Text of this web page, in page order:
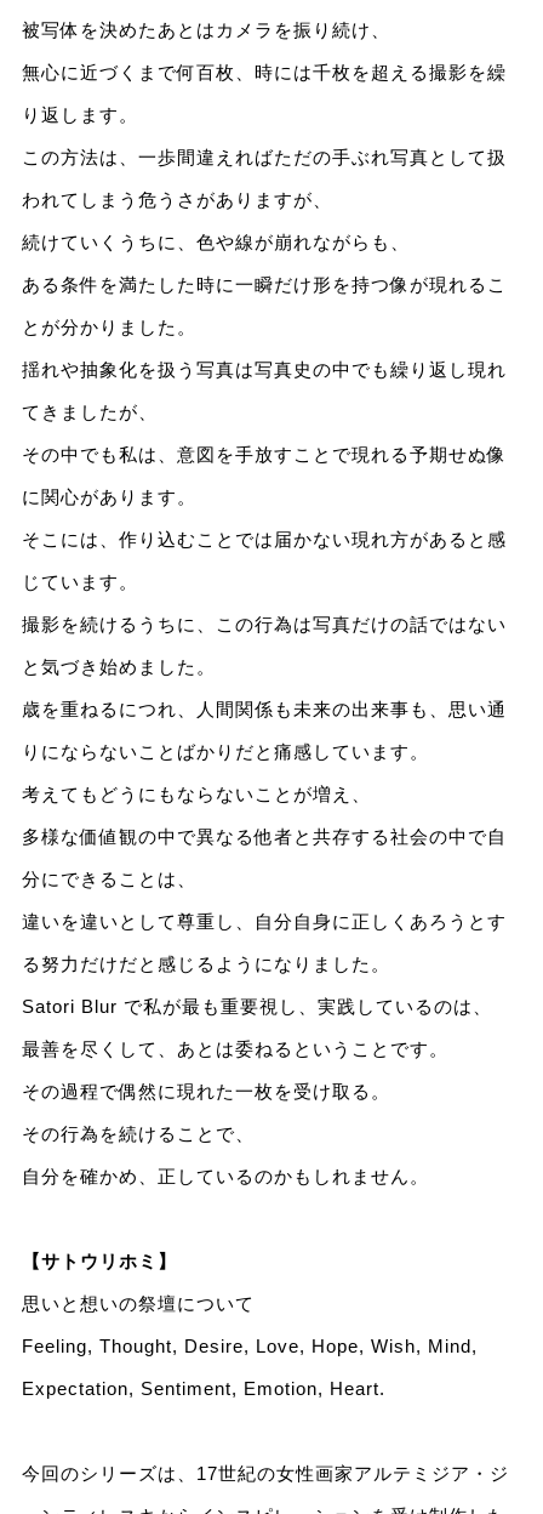
被写体を決めたあとはカメラを振り続け、
無心に近づくまで何百枚、時には千枚を超える撮影を繰
り返します。
この方法は、一歩間違えればただの手ぶれ写真として扱
われてしまう危うさがありますが、
続けていくうちに、色や線が崩れながらも、
ある条件を満たした時に一瞬だけ形を持つ像が現れるこ
とが分かりました。
揺れや抽象化を扱う写真は写真史の中でも繰り返し現れ
てきましたが、
その中でも私は、意図を手放すことで現れる予期せぬ像
に関心があります。
そこには、作り込むことでは届かない現れ方があると感
じています。
撮影を続けるうちに、この行為は写真だけの話ではない
と気づき始めました。
歳を重ねるにつれ、人間関係も未来の出来事も、思い通
りにならないことばかりだと痛感しています。
考えてもどうにもならないことが増え、
多様な価値観の中で異なる他者と共存する社会の中で自
分にできることは、
違いを違いとして尊重し、自分自身に正しくあろうとす
る努力だけだと感じるようになりました。
Satori Blur で私が最も重要視し、実践しているのは、
最善を尽くして、あとは委ねるということです。
その過程で偶然に現れた一枚を受け取る。
その行為を続けることで、
自分を確かめ、正しているのかもしれません。
【サトウリホミ】
思いと想いの祭壇について
Feeling, Thought, Desire, Love, Hope, Wish, Mind,
Expectation, Sentiment, Emotion, Heart.
今回のシリーズは、17世紀の女性画家アルテミジア・ジ